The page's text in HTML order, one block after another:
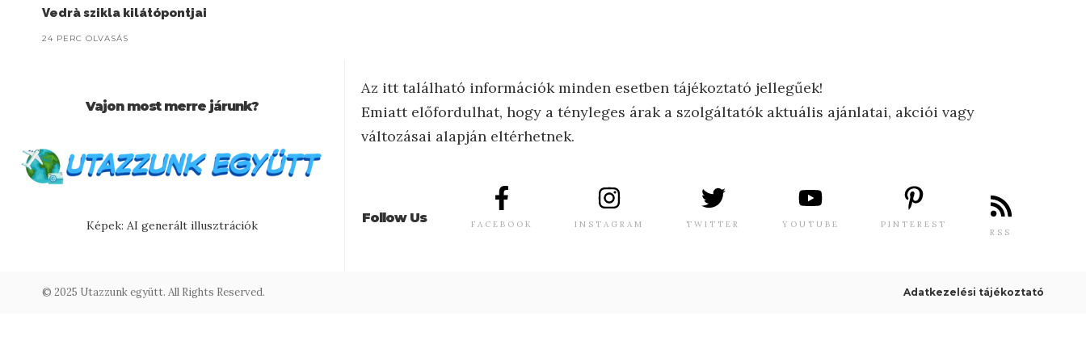
Vedrà szikla kilátópontjai
24 PERC OLVASÁS
Vajon most merre járunk?
Képek: AI generált illusztrációk
Az itt található információk minden esetben tájékoztató jellegűek!
Emiatt előfordulhat, hogy a tényleges árak a szolgáltatók aktuális ajánlatai, akciói vagy
változásai alapján eltérhetnek.
Follow Us FACEBOOK INSTAGRAM TWITTER YOUTUBE PINTEREST
RSS
© 2025 Utazzunk együtt. All Rights Reserved. Adatkezelési tájékoztató